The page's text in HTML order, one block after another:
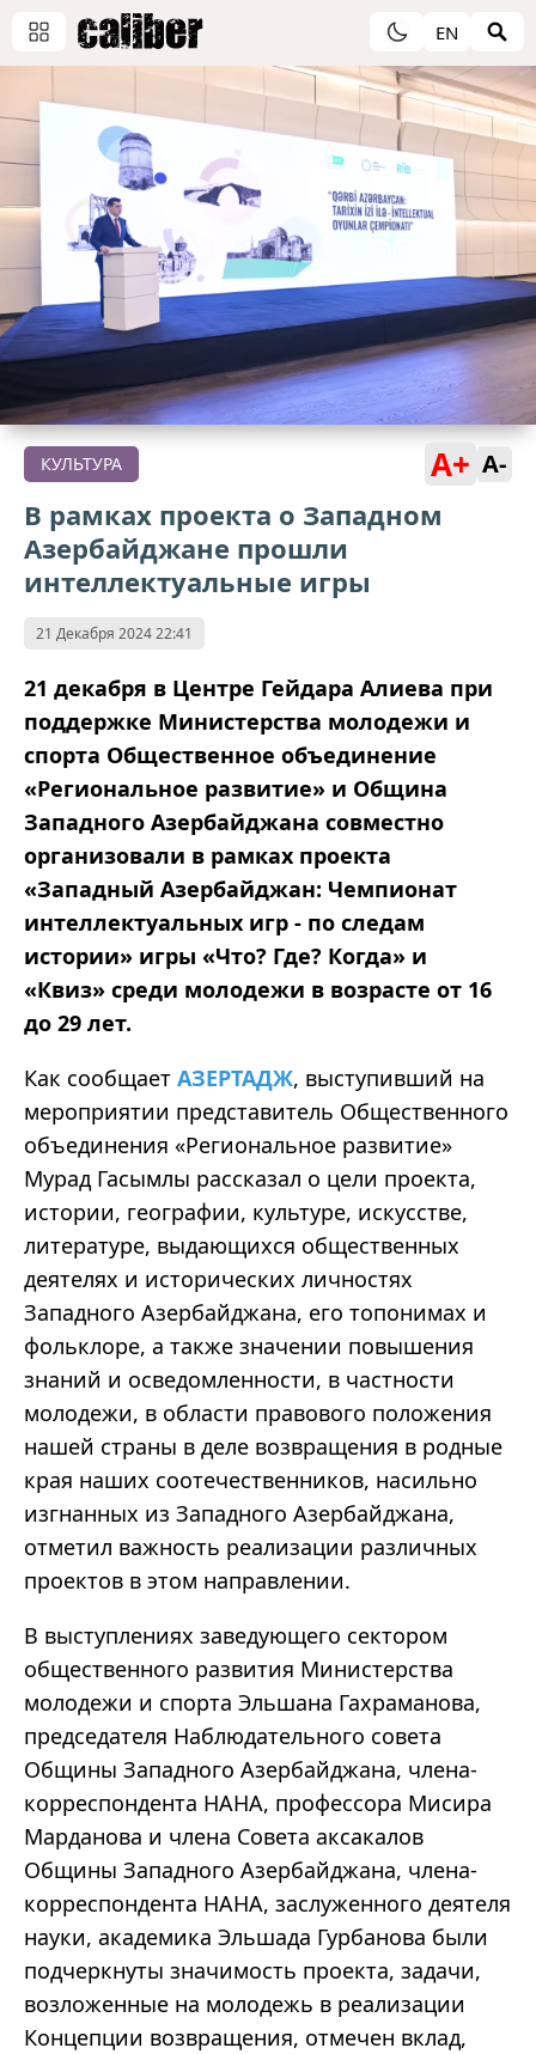
EN
КУЛЬТУРА A+ A-
В рамках проекта о Западном
Азербайджане прошли
интеллектуальные игры
21 Декабря 2024 22:41
21 декабря в Центре Гейдара Алиева при
поддержке Министерства молодежи и
спорта Общественное объединение
«Региональное развитие» и Община
Западного Азербайджана совместно
организовали в рамках проекта
«Западный Азербайджан: Чемпионат
интеллектуальных игр - по следам
истории» игры «Что? Где? Когда» и
«Квиз» среди молодежи в возрасте от 16
до 29 лет.
Как сообщает АЗЕРТАДЖ, выступивший на
мероприятии представитель Общественного
объединения «Региональное развитие»
Мурад Гасымлы рассказал о цели проекта,
истории, географии, культуре, искусстве,
литературе, выдающихся общественных
деятелях и исторических личностях
Западного Азербайджана, его топонимах и
фольклоре, а также значении повышения
знаний и осведомленности, в частности
молодежи, в области правового положения
нашей страны в деле возвращения в родные
края наших соотечественников, насильно
изгнанных из Западного Азербайджана,
отметил важность реализации различных
проектов в этом направлении.
В выступлениях заведующего сектором
общественного развития Министерства
молодежи и спорта Эльшана Гахраманова,
председателя Наблюдательного совета
Общины Западного Азербайджана, члена-
корреспондента НАНА, профессора Мисира
Марданова и члена Совета аксакалов
Общины Западного Азербайджана, члена-
корреспондента НАНА, заслуженного деятеля
науки, академика Эльшада Гурбанова были
подчеркнуты значимость проекта, задачи,
возложенные на молодежь в реализации
Концепции возвращения, отмечен вклад,